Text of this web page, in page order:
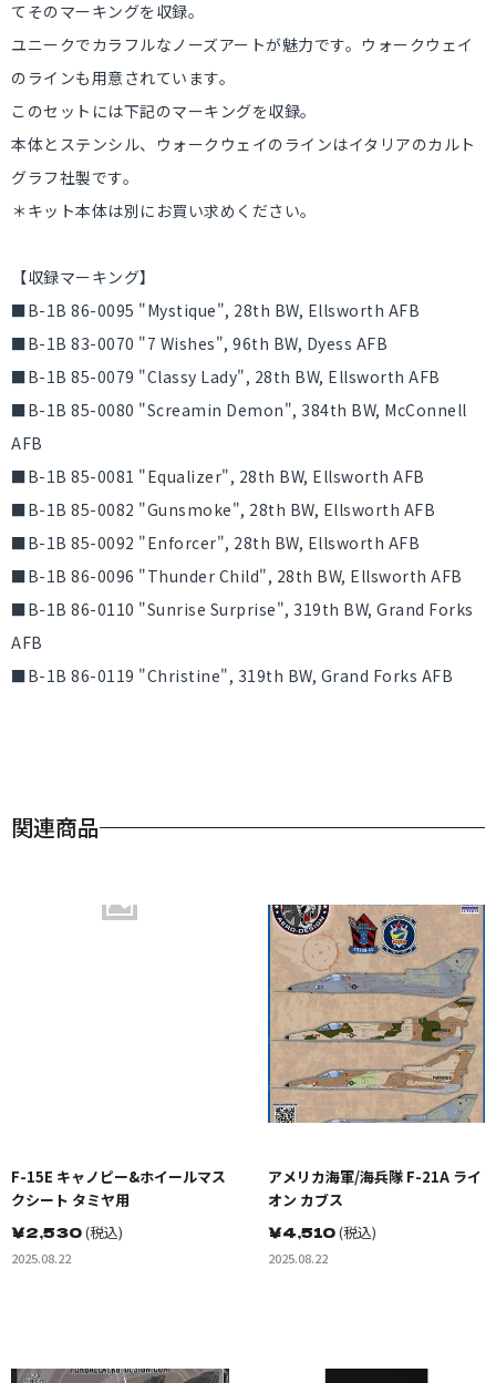
てそのマーキングを収録。
ユニークでカラフルなノーズアートが魅力です。ウォークウェイ
のラインも用意されています。
このセットには下記のマーキングを収録。
本体とステンシル、ウォークウェイのラインはイタリアのカルト
グラフ社製です。
＊キット本体は別にお買い求めください。
【収録マーキング】
■B-1B 86-0095 "Mystique", 28th BW, Ellsworth AFB
■B-1B 83-0070 "7 Wishes", 96th BW, Dyess AFB
■B-1B 85-0079 "Classy Lady", 28th BW, Ellsworth AFB
■B-1B 85-0080 "Screamin Demon", 384th BW, McConnell
AFB
■B-1B 85-0081 "Equalizer", 28th BW, Ellsworth AFB
■B-1B 85-0082 "Gunsmoke", 28th BW, Ellsworth AFB
■B-1B 85-0092 "Enforcer", 28th BW, Ellsworth AFB
■B-1B 86-0096 "Thunder Child", 28th BW, Ellsworth AFB
■B-1B 86-0110 "Sunrise Surprise", 319th BW, Grand Forks
AFB
■B-1B 86-0119 "Christine", 319th BW, Grand Forks AFB
関連商品
F-15E キャノピー&ホイールマス
クシート タミヤ用
￥2,530(税込)
2025.08.22
アメリカ海軍/海兵隊 F-21A ライ
オン カブス
￥4,510(税込)
2025.08.22